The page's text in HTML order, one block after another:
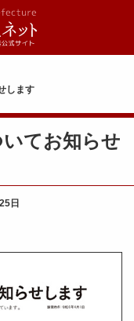
します
てお知らせ
日